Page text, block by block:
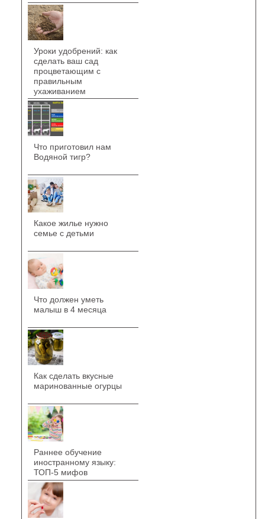
Уроки удобрений: как
сделать ваш сад
процветающим с
правильным
ухаживанием
Что приготовил нам
Водяной тигр?
Какое жилье нужно
семье с детьми
Что должен уметь
малыш в 4 месяца
Как сделать вкусные
маринованные огурцы
Раннее обучение
иностранному языку:
ТОП-5 мифов